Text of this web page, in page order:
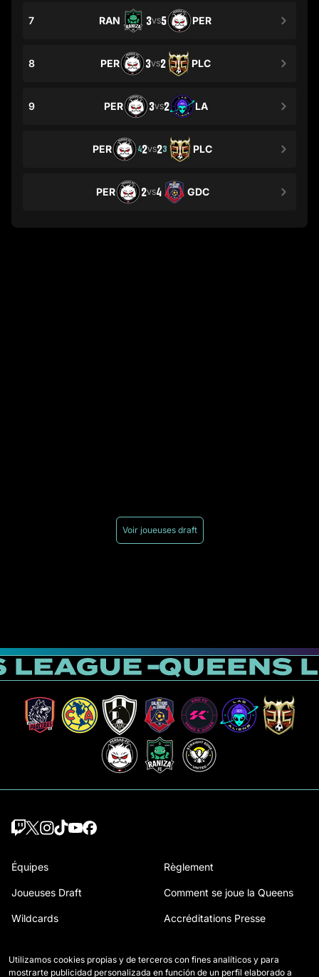
7 RAN 3VS5 PER
8 PER 3VS2 PLC
9 PER 3VS2 LA
PER 42VS23 PLC
PER 2VS4 GDC
Voir joueuses draft
Équipes
Joueuses Draft
Wildcards
Classement
Règlement
Comment se joue la Queens
Accréditations Presse
Travailler avec nous
Utilizamos cookies propias y de terceros con fines analíticos y para
mostrarte publicidad personalizada en función de un perfil elaborado a